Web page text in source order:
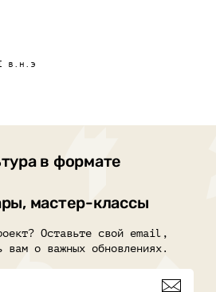
в.н.э
в формате
мастер-классы
Оставьте свой email,
вам о важных обновлениях.